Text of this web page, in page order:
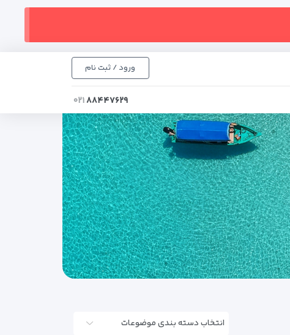
ورود / ثبت نام
۸۸۴۴۷۶۲۹۰۲۱
انتخاب دسته بندی موضوعات